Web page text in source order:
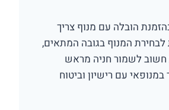
הובלה עם מנוף צריך
המנוף בגובה המתאים,
חשוב לשמור חניה מראש
עם רישיון וביטוח